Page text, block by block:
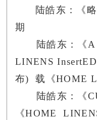
陆皓东：《
期
陆皓东：
《
LINENS
布)载 《HOME
陆皓东：
《
《HOME